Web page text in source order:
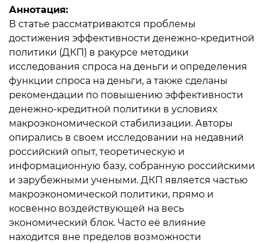
Аннотация:
В статье рассматриваются проблемы
достижения эффективности денежно-кредитной
политики (ДКП) в ракурсе методики
исследования спроса на деньги и определения
функции спроса на деньги, а также сделаны
рекомендации по повышению эффективности
денежно-кредитной политики в условиях
макроэкономической стабилизации. Авторы
опирались в своем исследовании на недавний
российский опыт, теоретическую и
информационную базу, собранную российскими
и зарубежными учеными. ДКП является частью
макроэкономической политики, прямо и
косвенно воздействующей на весь
экономический блок. Часто её влияние
находится вне пределов возможности